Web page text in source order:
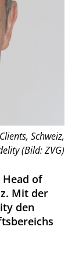
Schweiz,
(Bild: ZVG)
of
Mit der
den